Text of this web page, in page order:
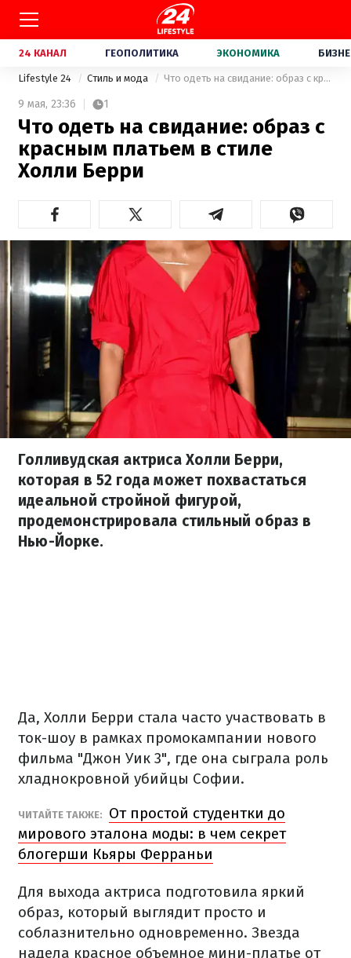
24 КАНАЛ ГЕОПОЛИТИКА ЭКОНОМИКА
Lifestyle 24 Стиль и мода Что одеть на свидание: образ с красным платьем в стиле Холли Берри
9 мая, 23:36 1
Что одеть на свидание: образ с
красным платьем в стиле
Холли Берри
Голливудская актриса Холли Берри,
которая в 52 года может похвастаться
идеальной стройной фигурой,
продемонстрировала стильный образ в
Нью-Йорке.
Да, Холли Берри стала часто участвовать в
ток-шоу в рамках промокампании нового
фильма "Джон Уик 3", где она сыграла роль
хладнокровной убийцы Софии.
ЧИТАЙТЕ ТАКЖЕ:
От простой студентки до
мирового эталона моды: в чем секрет
блогерши Кьяры Ферраньи
Для выхода актриса подготовила яркий
образ, который выглядит просто и
соблазнительно одновременно. Звезда
надела красное объемное мини-платье от